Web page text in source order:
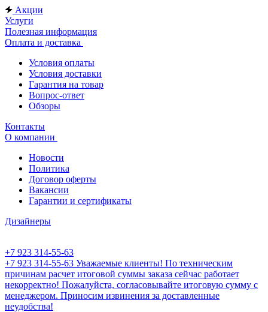
Акции
Услуги
Полезная информация
Оплата и доставка
Условия оплаты
Условия доставки
Гарантия на товар
Вопрос-ответ
Обзоры
Контакты
О компании
Новости
Политика
Договор оферты
Вакансии
Гарантии и сертификаты
Дизайнеры
+7 923 314-55-63
+7 923 314-55-63 Уважаемые клиенты! По техническим
причинам расчет итоговой суммы заказа сейчас работает
некорректно! Пожалуйста, согласовывайте итоговую сумму с
менеджером. Приносим извинения за доставленные
неудобства!